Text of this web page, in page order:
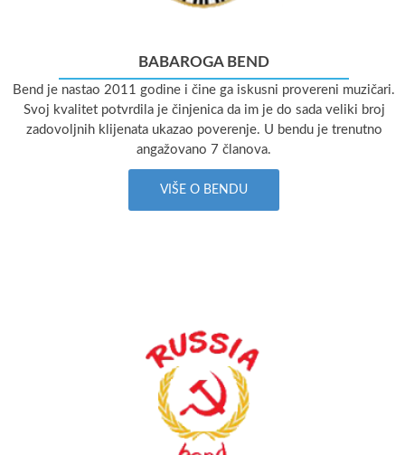
BABAROGA BEND
Bend je nastao 2011 godine i čine ga iskusni provereni muzičari.
Svoj kvalitet potvrdila je činjenica da im je do sada veliki broj
zadovoljnih klijenata ukazao poverenje. U bendu je trenutno
angažovano 7 članova.
VIŠE O BENDU